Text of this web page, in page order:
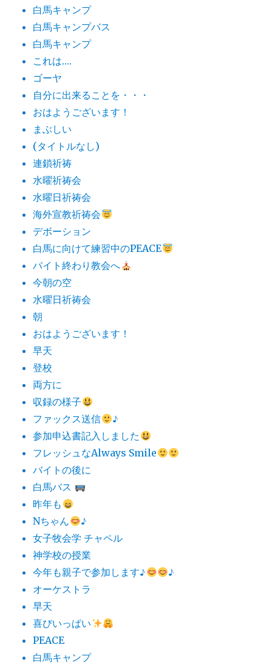
白馬キャンプ
白馬キャンプバス
白馬キャンプ
これは….
ゴーヤ
自分に出来ることを・・・
おはようございます！
まぶしい
(タイトルなし)
連鎖祈祷
水曜祈祷会
水曜日祈祷会
海外宣教祈祷会
デボーション
白馬に向けて練習中のPEACE
バイト終わり教会へ
今朝の空
水曜日祈祷会
朝
おはようございます！
早天
登校
両方に
収録の様子
ファックス送信
♪
参加申込書記入しました
フレッシュなAlways Smile
バイトの後に
白馬バス
昨年も
Nちゃん
♪
女子牧会学 チャペル
神学校の授業
今年も親子で参加します♪
♪
オーケストラ
早天
喜びいっぱい
PEACE
白馬キャンプ